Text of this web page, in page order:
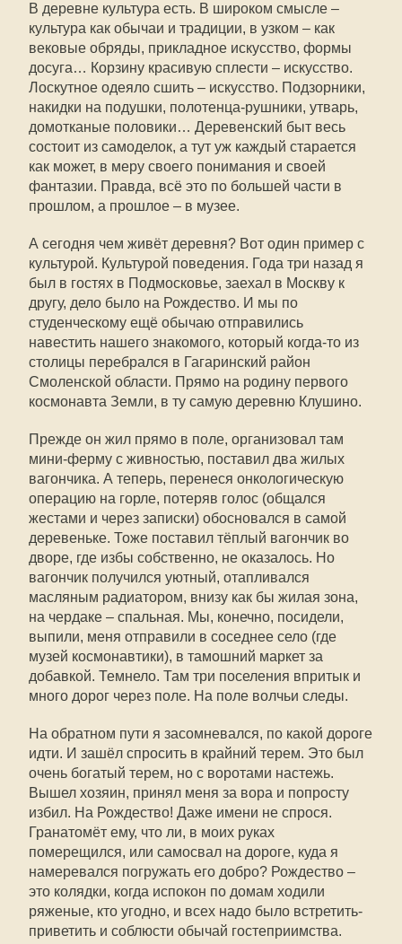
В деревне культура есть. В широком смысле –
культура как обычаи и традиции, в узком – как
вековые обряды, прикладное искусство, формы
досуга… Корзину красивую сплести – искусство.
Лоскутное одеяло сшить – искусство. Подзорники,
накидки на подушки, полотенца-рушники, утварь,
домотканые половики… Деревенский быт весь
состоит из самоделок, а тут уж каждый старается
как может, в меру своего понимания и своей
фантазии. Правда, всё это по большей части в
прошлом, а прошлое – в музее.
А сегодня чем живёт деревня? Вот один пример с
культурой. Культурой поведения. Года три назад я
был в гостях в Подмосковье, заехал в Москву к
другу, дело было на Рождество. И мы по
студенческому ещё обычаю отправились
навестить нашего знакомого, который когда-то из
столицы перебрался в Гагаринский район
Смоленской области. Прямо на родину первого
космонавта Земли, в ту самую деревню Клушино.
Прежде он жил прямо в поле, организовал там
мини-ферму с живностью, поставил два жилых
вагончика. А теперь, перенеся онкологическую
операцию на горле, потеряв голос (общался
жестами и через записки) обосновался в самой
деревеньке. Тоже поставил тёплый вагончик во
дворе, где избы собственно, не оказалось. Но
вагончик получился уютный, отапливался
масляным радиатором, внизу как бы жилая зона,
на чердаке – спальная. Мы, конечно, посидели,
выпили, меня отправили в соседнее село (где
музей космонавтики), в тамошний маркет за
добавкой. Темнело. Там три поселения впритык и
много дорог через поле. На поле волчьи следы.
На обратном пути я засомневался, по какой дороге
идти. И зашёл спросить в крайний терем. Это был
очень богатый терем, но с воротами настежь.
Вышел хозяин, принял меня за вора и попросту
избил. На Рождество! Даже имени не спрося.
Гранатомёт ему, что ли, в моих руках
померещился, или самосвал на дороге, куда я
намеревался погружать его добро? Рождество –
это колядки, когда испокон по домам ходили
ряженые, кто угодно, и всех надо было встретить-
приветить и соблюсти обычай гостеприимства.